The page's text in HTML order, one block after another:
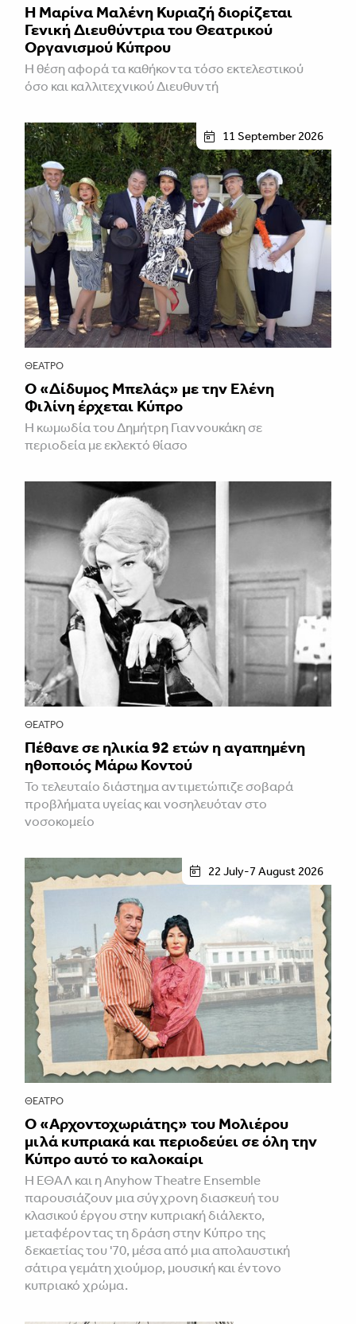
Η Μαρίνα Μαλένη Κυριαζή διορίζεται
Γενική Διευθύντρια του Θεατρικού
Οργανισμού Κύπρου
Η θέση αφορά τα καθήκοντα τόσο εκτελεστικού
όσο και καλλιτεχνικού Διευθυντή
11 September 2026
ΘΈΑΤΡΟ
Ο «Δίδυμος Μπελάς» με την Ελένη
Φιλίνη έρχεται Κύπρο
Η κωμωδία του Δημήτρη Γιαννουκάκη σε
περιοδεία με εκλεκτό θίασο
ΘΈΑΤΡΟ
Πέθανε σε ηλικία 92 ετών η αγαπημένη
ηθοποιός Μάρω Κοντού
Το τελευταίο διάστημα αντιμετώπιζε σοβαρά
προβλήματα υγείας και νοσηλευόταν στο
νοσοκομείο
22 July-7 August 2026
ΘΈΑΤΡΟ
Ο «Αρχοντοχωριάτης» του Μολιέρου
μιλά κυπριακά και περιοδεύει σε όλη την
Κύπρο αυτό το καλοκαίρι
Η ΕΘΑΛ και η Anyhow Theatre Ensemble
παρουσιάζουν μια σύγχρονη διασκευή του
κλασικού έργου στην κυπριακή διάλεκτο,
μεταφέροντας τη δράση στην Κύπρο της
δεκαετίας του '70, μέσα από μια απολαυστική
σάτιρα γεμάτη χιούμορ, μουσική και έντονο
κυπριακό χρώμα.